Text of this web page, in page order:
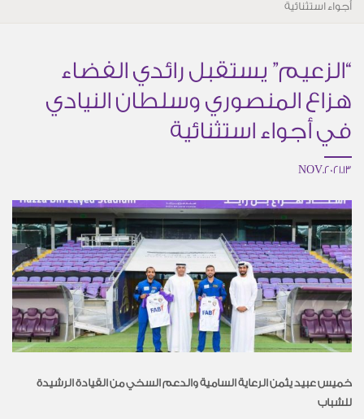
أجواء استثنائية
“الزعيم” يستقبل رائدي الفضاء
هزاع المنصوري وسلطان النيادي
في أجواء استثنائية
13.NOV.2021
خميس عبيد يثمن الرعاية السامية والدعم السخي من القيادة الرشيدة
للشباب